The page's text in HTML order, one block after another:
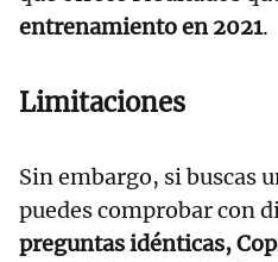
entrenamiento en 2021.
Limitaciones
Sin embargo, si buscas
puedes comprobar con
preguntas idénticas,